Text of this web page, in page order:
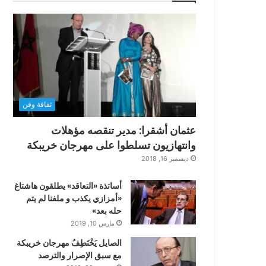
ثقافة وفن
عثمان أشقرا: مدير تنقصه مؤهلات
وانتهازيون تسلطوا على مهرجان خريبكة
ديسمبر 16, 2018
أساتذة «التعاقد» يطلقون هاشتاغ
«أمزازي يكذب و ملفنا لم يتم
حله بعد»
مارس 10, 2019
الصايل يَخْتَطِفُ مهرجان خريبكة
مع سبق الإصرار والترصد